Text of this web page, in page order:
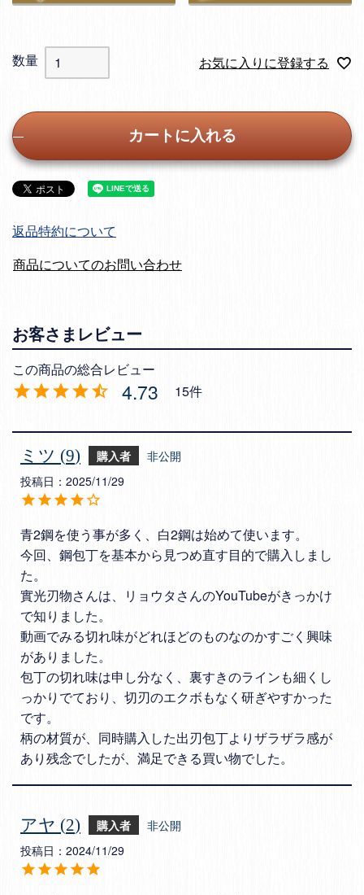
お気に入りに登録する
カートに入れる
返品特約について
商品についてのお問い合わせ
4.73 15
ミツ 9 購入者
非公開
投稿日
2025/11/29
青2鋼を使う事が多く、白2鋼は始めて使います。
今回、鋼包丁を基本から見つめ直す目的で購入しまし
た。
實光刃物さんは、リョウタさんのYouTubeがきっかけ
で知りました。
動画でみる切れ味がどれほどのものなのかすごく興味
がありました。
包丁の切れ味は申し分なく、裏すきのラインも細くし
っかりでており、切刃のエクボもなく研ぎやすかった
です。
柄の材質が、同時購入した出刃包丁よりザラザラ感が
あり残念でしたが、満足できる買い物でした。
アヤ 2 購入者
非公開
投稿日
2024/11/29